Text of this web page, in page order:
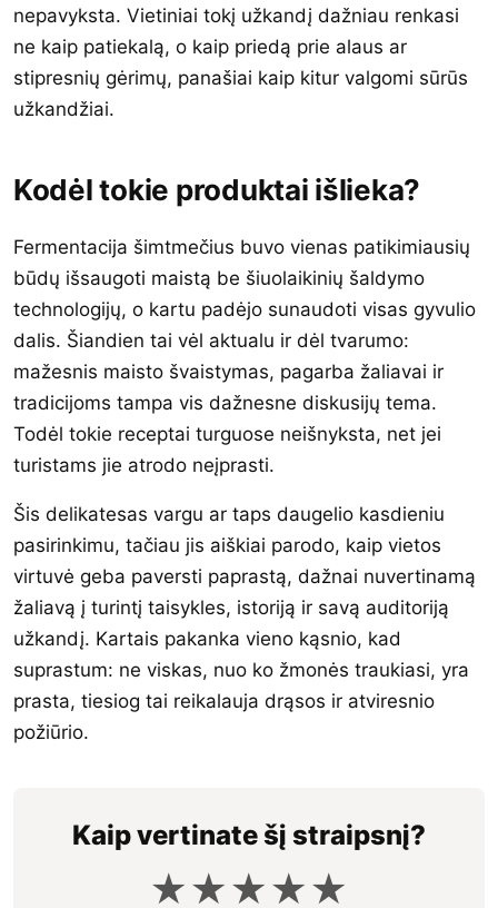
nepavyksta. Vietiniai tokį užkandį dažniau renkasi
ne kaip patiekalą, o kaip priedą prie alaus ar
stipresnių gėrimų, panašiai kaip kitur valgomi sūrūs
užkandžiai.
Kodėl tokie produktai išlieka?
Fermentacija šimtmečius buvo vienas patikimiausių
būdų išsaugoti maistą be šiuolaikinių šaldymo
technologijų, o kartu padėjo sunaudoti visas gyvulio
dalis. Šiandien tai vėl aktualu ir dėl tvarumo:
mažesnis maisto švaistymas, pagarba žaliavai ir
tradicijoms tampa vis dažnesne diskusijų tema.
Todėl tokie receptai turguose neišnyksta, net jei
turistams jie atrodo neįprasti.
Šis delikatesas vargu ar taps daugelio kasdieniu
pasirinkimu, tačiau jis aiškiai parodo, kaip vietos
virtuvė geba paversti paprastą, dažnai nuvertinamą
žaliavą į turintį taisykles, istoriją ir savą auditoriją
užkandį. Kartais pakanka vieno kąsnio, kad
suprastum: ne viskas, nuo ko žmonės traukiasi, yra
prasta, tiesiog tai reikalauja drąsos ir atviresnio
požiūrio.
Kaip vertinate šį straipsnį?
★★★★★